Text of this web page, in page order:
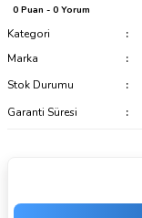
0 Puan - 0 Yorum
Kategori
Marka
Stok Durumu
Garanti Süresi